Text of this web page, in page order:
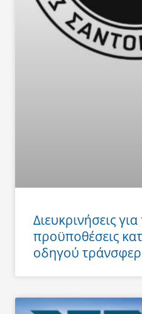
Διευκρινήσεις για
προϋποθέσεις
οδηγού τράνσφερ